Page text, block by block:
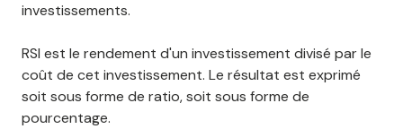
investissements.
RSI est le rendement d'un investissement divisé par le
coût de cet investissement. Le résultat est exprimé
soit sous forme de ratio, soit sous forme de
pourcentage.